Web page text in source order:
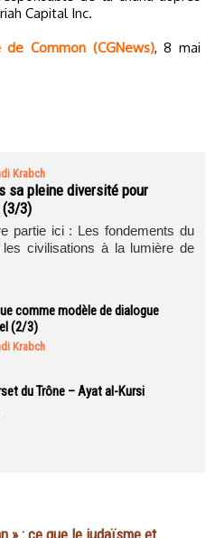
Capital Inc.
Common (CGNews), 8 mai
Krabch
sa pleine diversité pour
3)
partie ici : Les fondements du
les civilisations à la lumière de
comme modèle de dialogue
(2/3)
Krabch
du Trône – Ayat al-Kursi
» : ce que le judaïsme et